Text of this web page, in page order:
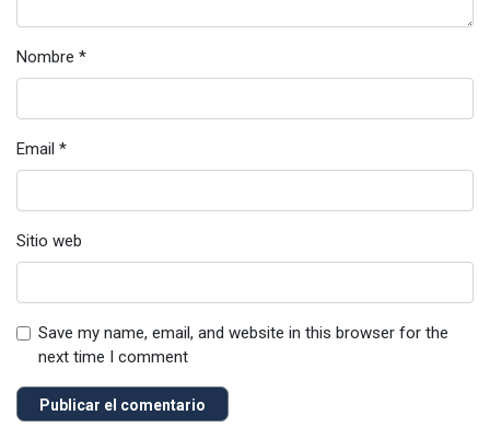
Nombre *
Email *
Sitio web
Save my name, email, and website in this browser for the
next time I comment